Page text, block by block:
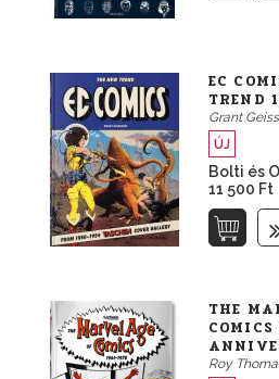
EC
TREND
Grant
ÚJ
Bolti és
11 500 Ft
THE
Roy